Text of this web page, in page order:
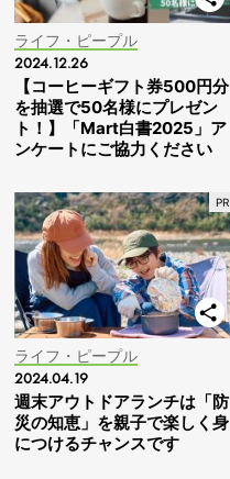
ライフ・ピープル
2024.12.26
【コーヒーギフト券500円分
を抽選で50名様にプレゼン
ト！】「Mart白書2025」ア
ンケートにご協力ください
ライフ・ピープル
2024.04.19
週末アウトドアランチは「防
災の知恵」を親子で楽しく身
につけるチャンスです